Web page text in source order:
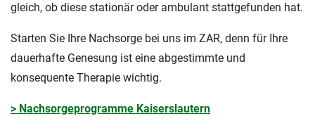
gleich, ob diese stationär oder ambulant stattgefunden hat.
Starten Sie Ihre Nachsorge bei uns im ZAR, denn für Ihre
dauerhafte Genesung ist eine abgestimmte und
konsequente Therapie wichtig.
> Nachsorgeprogramme Kaiserslautern